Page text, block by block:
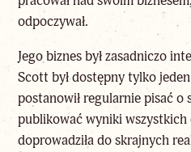
odpoczywał.
Jego biznes był zasadniczo
Scott był dostępny tylko
postanowił regularnie pisać o
publikować wyniki wszystkich
doprowadziła do skrajnych